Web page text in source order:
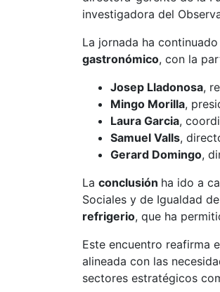
investigadora del
La jornada ha
gastronómico, con la
Josep Lladonosa,
Mingo Morilla,
Laura Garcia,
Samuel Valls,
Gerard Domingo,
La conclusión ha ido a
Sociales y de Igualdad
refrigerio, que ha
Este encuentro reafirma
alineada con las
sectores estratégicos